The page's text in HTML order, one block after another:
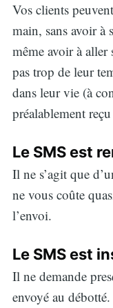
Vos clients
main, sans avoir à
même avoir à
pas trop de leur
dans leur vie (à
préalablement
Le SMS est
Il ne s’agit que
ne vous coûte
l’envoi.
Le SMS est
Il ne demande
envoyé au